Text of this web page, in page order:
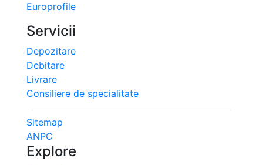
Europrofile
Servicii
Depozitare
Debitare
Livrare
Consiliere de specialitate
Sitemap
ANPC
Explore